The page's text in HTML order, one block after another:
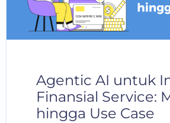
Agentic AI untuk
Finansial Service:
hingga Use Case